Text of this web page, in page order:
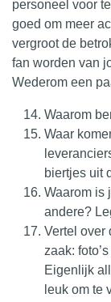
personeel voor
goed om meer
vergroot de
fan worden van
Wederom een
Waarom
Waar
biertjes uit
Waarom is
andere?
Vertel over
zaak:
Eigenlijk
leuk om te